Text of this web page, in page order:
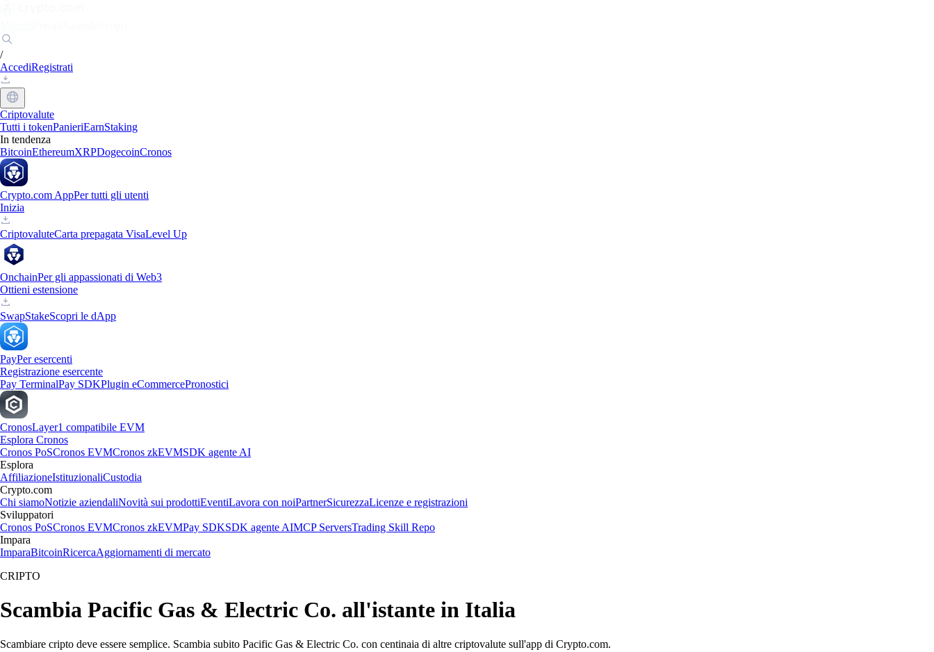
/
AccediRegistrati
Criptovalute
Tutti i tokenPanieriEarnStaking
In tendenza
BitcoinEthereumXRPDogecoinCronos
Crypto.com AppPer tutti gli utenti
Inizia
CriptovaluteCarta prepagata VisaLevel Up
OnchainPer gli appassionati di Web3
Ottieni estensione
SwapStakeScopri le dApp
PayPer esercenti
Registrazione esercente
Pay TerminalPay SDKPlugin eCommercePronostici
CronosLayer1 compatibile EVM
Esplora Cronos
Cronos PoSCronos EVMCronos zkEVMSDK agente AI
Esplora
AffiliazioneIstituzionaliCustodia
Crypto.com
Chi siamoNotizie aziendaliNovità sui prodottiEventiLavora con noiPartnerSicurezzaLicenze e registrazioni
Sviluppatori
Cronos PoSCronos EVMCronos zkEVMPay SDKSDK agente AIMCP ServersTrading Skill Repo
Impara
ImparaBitcoinRicercaAggiornamenti di mercato
CRIPTO
Scambia Pacific Gas & Electric Co. all'istante in Italia
Scambiare cripto deve essere semplice. Scambia subito Pacific Gas & Electric Co. con centinaia di altre criptovalute sull'app di Crypto.com.